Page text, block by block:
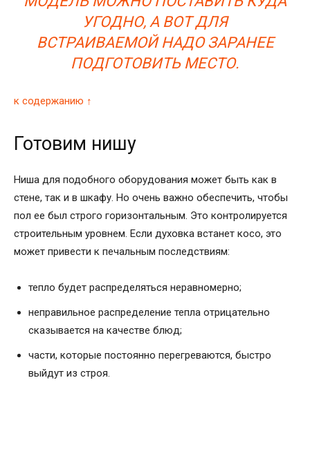
УГОДНО, А ВОТ ДЛЯ
ВСТРАИВАЕМОЙ НАДО ЗАРАНЕЕ
ПОДГОТОВИТЬ МЕСТО.
к содержанию ↑
Готовим нишу
Ниша для подобного оборудования может быть как в
стене, так и в шкафу. Но очень важно обеспечить, чтобы
пол ее был строго горизонтальным. Это контролируется
строительным уровнем. Если духовка встанет косо, это
может привести к печальным последствиям:
тепло будет распределяться неравномерно;
неправильное распределение тепла отрицательно
сказывается на качестве блюд;
части, которые постоянно перегреваются, быстро
выйдут из строя.